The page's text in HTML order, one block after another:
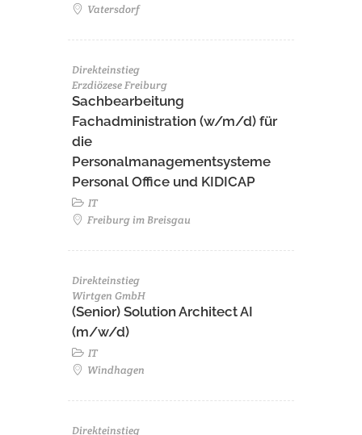
Vatersdorf
Direkteinstieg
Erzdiözese Freiburg
Sachbearbeitung
Fachadministration (w/m/d) für
die
Personalmanagementsysteme
Personal Office und KIDICAP
IT
Freiburg im Breisgau
Direkteinstieg
Wirtgen GmbH
(Senior) Solution Architect AI
(m/w/d)
IT
Windhagen
Direkteinstieg